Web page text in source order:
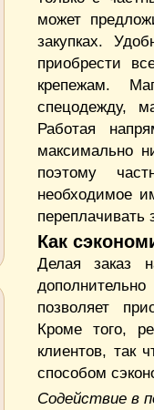
может
закупках.
приобрести
крепежам.
спецодежду,
Работая
максимально
поэтому
необходимое
переплачивать
Как
Делая заказ
позволяет
Кроме того,
клиентов, так
способом
Содействие в